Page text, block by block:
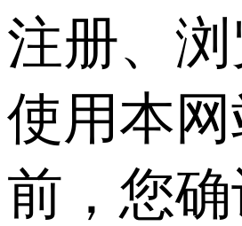
注册、
使用本
前，您